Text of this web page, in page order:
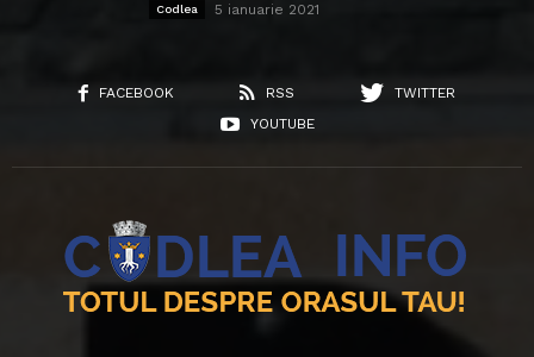
Codlea 5 ianuarie 2021
FACEBOOK RSS
TWITTER
YOUTUBE